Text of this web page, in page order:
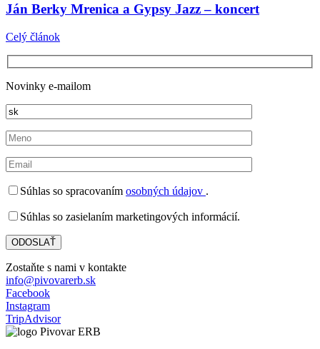
Ján Berky Mrenica a Gypsy Jazz – koncert
Celý článok
Novinky e-mailom
Súhlas so spracovaním osobných údajov .
Súhlas so zasielaním marketingových informácií.
Zostaňte s nami v kontakte
info@pivovarerb.sk
Facebook
Instagram
TripAdvisor